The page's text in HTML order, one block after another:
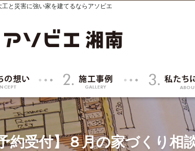
約受付】８月の家づくり相
と災害に強い家を建てるならアソビエ